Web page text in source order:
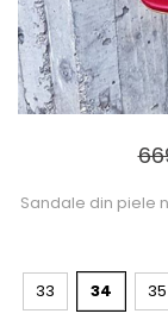
Sandale din piele
33
34 35